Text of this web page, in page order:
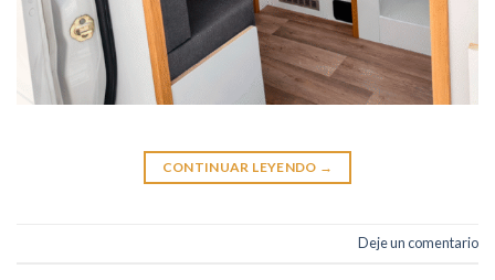
CONTINUAR LEYENDO →
Deje un comentario